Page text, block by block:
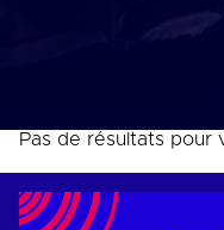
Pas de résultats pour